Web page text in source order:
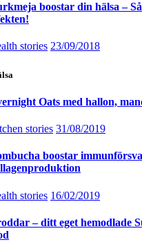
boostar din hälsa –
stories 23/09/2018
Oats med hallon,
stories 31/08/2019
boostar
stories 16/02/2019
– ditt eget hemodlade